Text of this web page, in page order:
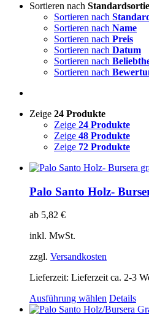
Sortieren nach
Sortieren nach
Sortieren nach Name
Sortieren nach Preis
Sortieren nach Datum
Sortieren nach
Sortieren nach
Zeige 24 Produkte
Zeige 24 Produkte
Zeige 48 Produkte
Zeige 72 Produkte
Palo Santo Holz-
ab 5,82 €
inkl. MwSt.
zzgl. Versandkosten
Lieferzeit: Lieferzeit ca. 2-3
Ausführung wählen Dieses
Produkt
Details